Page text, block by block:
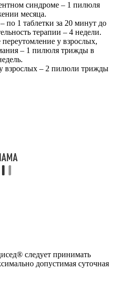
синдроме – 1 пилюля
месяца.
по 1 таблетки за 20 минут до
терапии – 4 недели.
у взрослых,
– 1 пилюля трижды в
взрослых – 2 пилюли трижды
следует принимать
допустимая суточная